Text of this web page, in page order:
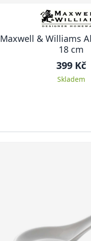
Maxwell & Williams
18 cm
399 Kč
Skladem